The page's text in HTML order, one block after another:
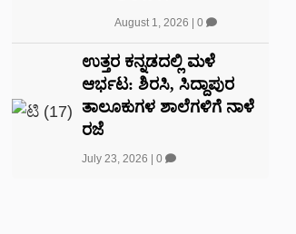
August 1, 2026 0
ಉತ್ತರ ಕನ್ನಡದಲ್ಲಿ ಮಳೆ
ಆರ್ಭಟ: ಶಿರಸಿ, ಸಿದ್ದಾಪುರ
ತಾಲೂಕುಗಳ ಶಾಲೆಗಳಿಗೆ ನಾಳೆ
ರಜೆ
July 23, 2026 0